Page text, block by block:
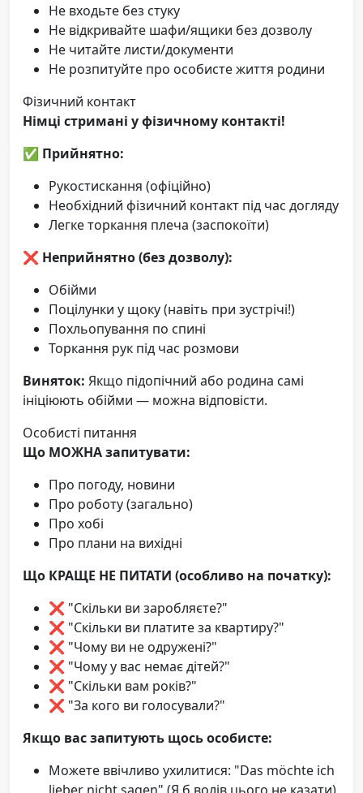
Не входьте без стуку
Не відкривайте шафи/ящики без дозволу
Не читайте листи/документи
Не розпитуйте про особисте життя родини
Фізичний контакт
Німці стримані у фізичному контакті!
✅ Прийнятно:
Рукостискання (офіційно)
Необхідний фізичний контакт під час догляду
Легке торкання плеча (заспокоїти)
❌ Неприйнятно (без дозволу):
Обійми
Поцілунки у щоку (навіть при зустрічі!)
Похльопування по спині
Торкання рук під час розмови
Виняток: Якщо підопічний або родина самі
ініціюють обійми — можна відповісти.
Особисті питання
Що МОЖНА запитувати:
Про погоду, новини
Про роботу (загально)
Про хобі
Про плани на вихідні
Що КРАЩЕ НЕ ПИТАТИ (особливо на початку):
❌ "Скільки ви заробляєте?"
❌ "Скільки ви платите за квартиру?"
❌ "Чому ви не одружені?"
❌ "Чому у вас немає дітей?"
❌ "Скільки вам років?"
❌ "За кого ви голосували?"
Якщо вас запитують щось особисте:
Можете ввічливо ухилитися: "Das möchte ich